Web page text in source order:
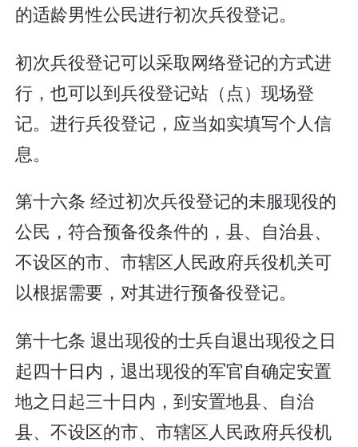
的适龄男性公民进行初次兵役登记。
初次兵役登记可以采取网络登记的方式进
行，也可以到兵役登记站（点）现场登
记。进行兵役登记，应当如实填写个人信
息。
第十六条 经过初次兵役登记的未服现役的
公民，符合预备役条件的，县、自治县、
不设区的市、市辖区人民政府兵役机关可
以根据需要，对其进行预备役登记。
第十七条 退出现役的士兵自退出现役之日
起四十日内，退出现役的军官自确定安置
地之日起三十日内，到安置地县、自治
县、不设区的市、市辖区人民政府兵役机